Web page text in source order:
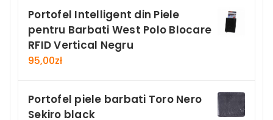
Portofel Intelligent din Piele
pentru Barbati West Polo Blocare
RFID Vertical Negru
95,00zł
Portofel piele barbati Toro Nero
Sekiro black